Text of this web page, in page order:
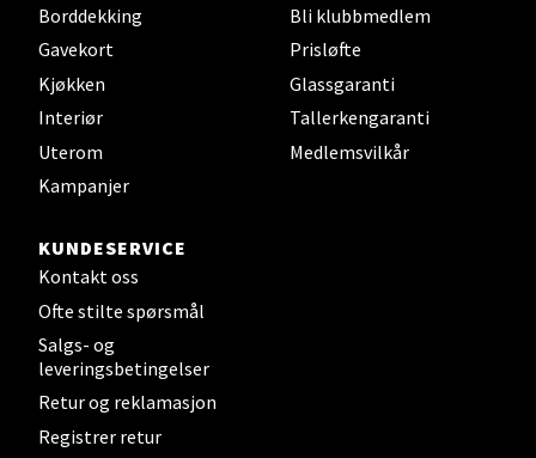
Borddekking
Gavekort
Kjøkken
Interiør
Uterom
Kampanjer
Bli klubbmedlem
Prisløfte
Glassgaranti
Tallerkengaranti
Medlemsvilkår
KUNDESERVICE
Kontakt oss
Ofte stilte spørsmål
Salgs- og
leveringsbetingelser
Retur og reklamasjon
Registrer retur
Åpent i dag 10-20
Velg
Leirvik - Stord
Torgbakken 2, 5401 Stord
0 i butikk